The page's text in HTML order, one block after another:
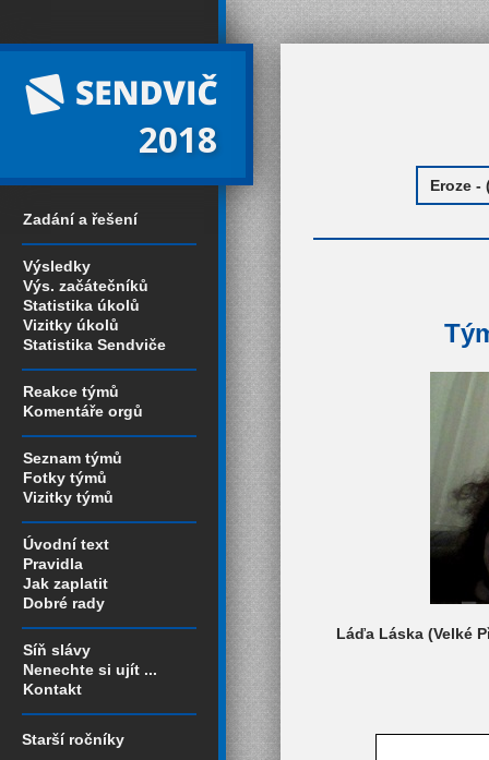
2018
Zadání a řešení
Výsledky
Výs. začátečníků
Statistika úkolů
Vizitky úkolů
Statistika Sendviče
Reakce týmů
Komentáře orgů
Seznam týmů
Fotky týmů
Vizitky týmů
Úvodní text
Pravidla
Jak zaplatit
Dobré rady
Síň slávy
Nenechte si ujít ...
Kontakt
Starší ročníky
Láďa Láska (Velké